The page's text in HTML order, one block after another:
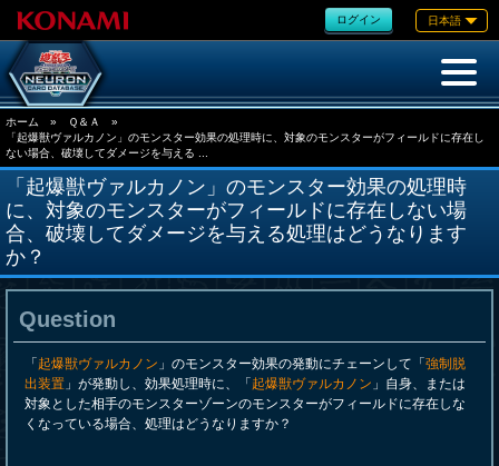
ログイン 日本語
ホーム » Ｑ＆Ａ
»
「起爆獣ヴァルカノン」のモンスター効果の処理時に、対象のモンスターがフィールドに存在し
ない場合、破壊してダメージを与える ...
「起爆獣ヴァルカノン」のモンスター効果の処理時
に、対象のモンスターがフィールドに存在しない場
合、破壊してダメージを与える処理はどうなります
か？
Question
「 起爆獣ヴァルカノン 」のモンスター効果の発動にチェーンして「 強制脱
出装置 」が発動し、効果処理時に、「 起爆獣ヴァルカノン 」自身、または
対象とした相手のモンスターゾーンのモンスターがフィールドに存在しな
くなっている場合、処理はどうなりますか？